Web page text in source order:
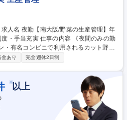
ふたご」FTG CompanyのG企業/働き方
内容 《夜間のみの勤
・有名コンビニで利用されるカット野菜
に入り込み、人やモノの動きを管理する
確認 ■進捗管理：時間ごとの出来高をモ
状況に応じた調整、配置の指示 ■翌日に
業：帳票まとめ、データ入力、日報作
充実
金あり 完全週休2日制
※以上